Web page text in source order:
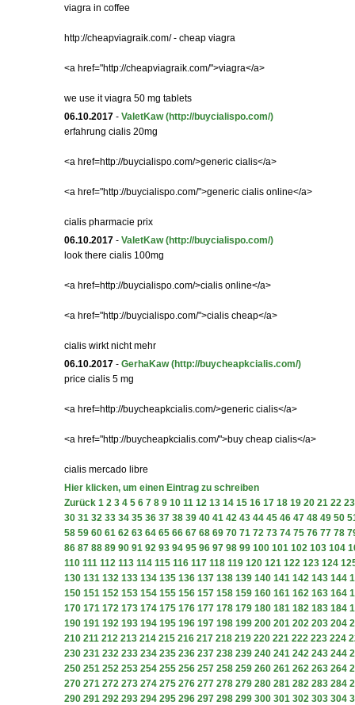
viagra in coffee
http://cheapviagraik.com/ - cheap viagra
<a href="http://cheapviagraik.com/">viagra</a>
we use it viagra 50 mg tablets
06.10.2017 - ValetKaw (http://buycialispo.com/)
erfahrung cialis 20mg
<a href=http://buycialispo.com/>generic cialis</a>
<a href="http://buycialispo.com/">generic cialis online</a>
cialis pharmacie prix
06.10.2017 - ValetKaw (http://buycialispo.com/)
look there cialis 100mg
<a href=http://buycialispo.com/>cialis online</a>
<a href="http://buycialispo.com/">cialis cheap</a>
cialis wirkt nicht mehr
06.10.2017 - GerhaKaw (http://buycheapkcialis.com/)
price cialis 5 mg
<a href=http://buycheapkcialis.com/>generic cialis</a>
<a href="http://buycheapkcialis.com/">buy cheap cialis</a>
cialis mercado libre
Hier klicken, um einen Eintrag zu schreiben
Zurück 1 2 3 4 5 6 7 8 9 10 11 12 13 14 15 16 17 18 19 20 21 22 23
30 31 32 33 34 35 36 37 38 39 40 41 42 43 44 45 46 47 48 49 50
58 59 60 61 62 63 64 65 66 67 68 69 70 71 72 73 74 75 76 77 78
86 87 88 89 90 91 92 93 94 95 96 97 98 99 100 101 102 103 104
110 111 112 113 114 115 116 117 118 119 120 121 122 123 124
130 131 132 133 134 135 136 137 138 139 140 141 142 143 144
150 151 152 153 154 155 156 157 158 159 160 161 162 163 164
170 171 172 173 174 175 176 177 178 179 180 181 182 183 184
190 191 192 193 194 195 196 197 198 199 200 201 202 203 204
210 211 212 213 214 215 216 217 218 219 220 221 222 223 224
230 231 232 233 234 235 236 237 238 239 240 241 242 243 244
250 251 252 253 254 255 256 257 258 259 260 261 262 263 264
270 271 272 273 274 275 276 277 278 279 280 281 282 283 284
290 291 292 293 294 295 296 297 298 299 300 301 302 303 304